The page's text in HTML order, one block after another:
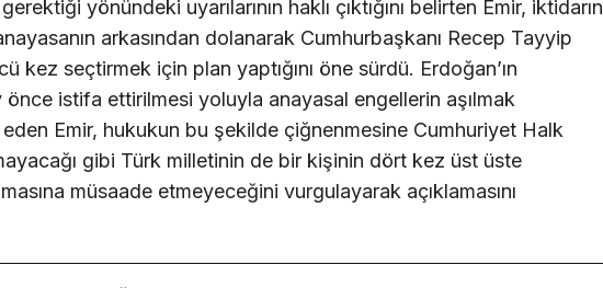
yönündeki uyarılarının haklı çıktığını belirten Emir, iktidarın
arkasından dolanarak Cumhurbaşkanı Recep Tayyip
kez seçtirmek için plan yaptığını öne sürdü. Erdoğan’ın
istifa ettirilmesi yoluyla anayasal engellerin aşılmak
Emir, hukukun bu şekilde çiğnenmesine Cumhuriyet Halk
gibi Türk milletinin de bir kişinin dört kez üst üste
müsaade etmeyeceğini vurgulayarak açıklamasını